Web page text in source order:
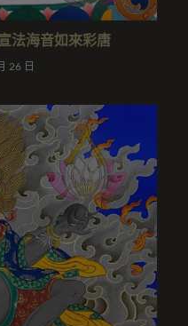
法海音如來彩唐
26 日